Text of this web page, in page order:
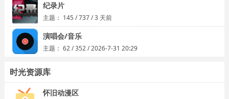
纪录片
主题： 145 /737/3 天前
演唱会/音乐
主题： 62/352/2026-7-31 20:29
时光资源库
怀旧动漫区